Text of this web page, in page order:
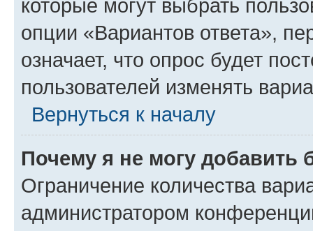
которые могут выбрать
опции «Вариантов ответа»,
означает, что опрос будет
пользователей изменять
Вернуться к началу
Почему я не могу добавить
Ограничение количества
администратором